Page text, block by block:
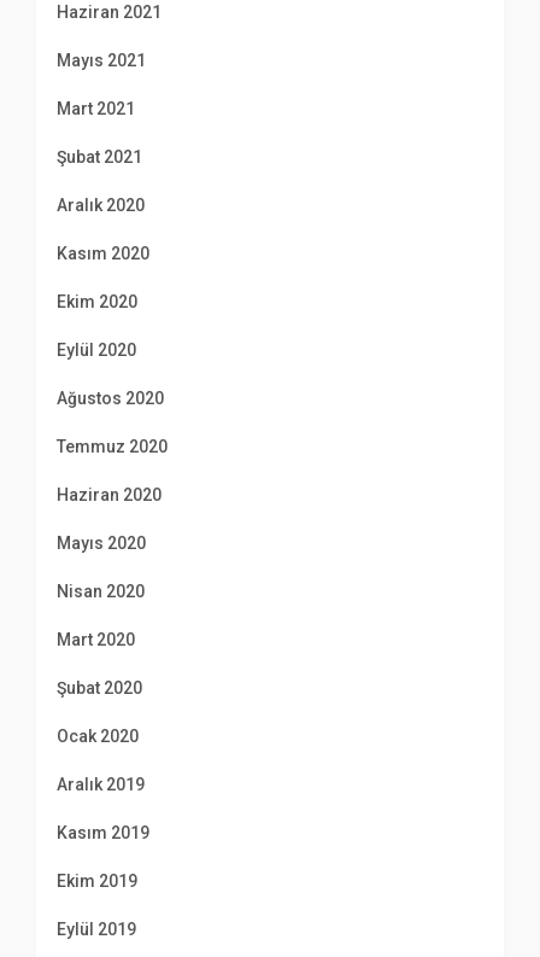
Haziran 2021
Mayıs 2021
Mart 2021
Şubat 2021
Aralık 2020
Kasım 2020
Ekim 2020
Eylül 2020
Ağustos 2020
Temmuz 2020
Haziran 2020
Mayıs 2020
Nisan 2020
Mart 2020
Şubat 2020
Ocak 2020
Aralık 2019
Kasım 2019
Ekim 2019
Eylül 2019